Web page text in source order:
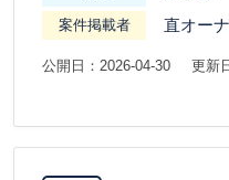
案件掲載者 直オー
公開日：2026-04-30 更新